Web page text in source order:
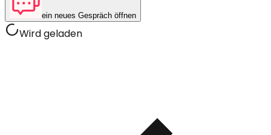
ein neues Gespräch öffnen
Wird geladen